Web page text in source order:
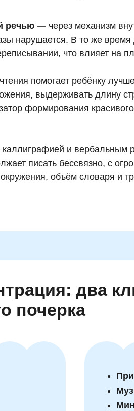
речью — через механизм
нарушается. В то же
что влияет на
помогает ребёнку
выдерживать длину
формирования
и вербальным
писать бессвязно, с
объём словаря и
два
почерка